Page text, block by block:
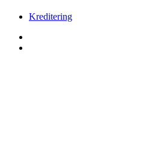
Kreditering